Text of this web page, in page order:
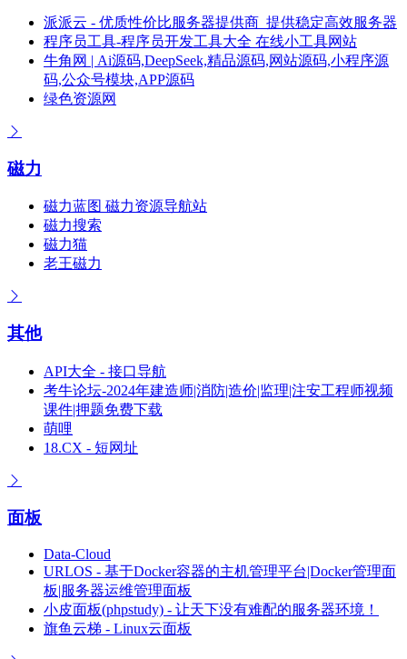
派派云 - 优质性价比服务器提供商_提供稳定高效服务器
程序员工具-程序员开发工具大全 在线小工具网站
牛角网 | Ai源码,DeepSeek,精品源码,网站源码,小程序源
码,公众号模块,APP源码
绿色资源网
磁力
磁力蓝图 磁力资源导航站
磁力搜索
磁力猫
老王磁力
其他
API大全 - 接口导航
考牛论坛-2024年建造师|消防|造价|监理|注安工程师视频
课件|押题免费下载
萌哩
18.CX - 短网址
面板
Data-Cloud
URLOS - 基于Docker容器的主机管理平台|Docker管理面
板|服务器运维管理面板
小皮面板(phpstudy) - 让天下没有难配的服务器环境！
旗鱼云梯 - Linux云面板